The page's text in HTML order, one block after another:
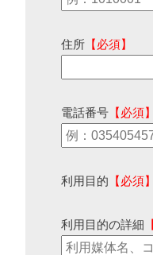
住所 【必須】
電話番号 【必須】
利用目的 【必須】
利用目的の詳細